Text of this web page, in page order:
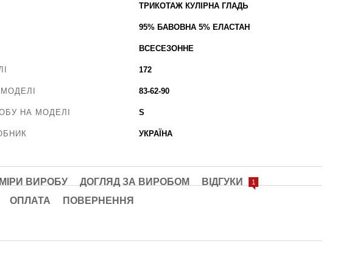
ТРИКОТАЖ КУЛІРНА ГЛАДЬ
95% БАВОВНА 5% ЕЛАСТАН
ВСЕСЕЗОННЕ
172
83-62-90
НА МОДЕЛІ S
УКРАЇНА
ВИРОБУ ДОГЛЯД ЗА ВИРОБОМ ВІДГУКИ 1
ОПЛАТА ПОВЕРНЕННЯ